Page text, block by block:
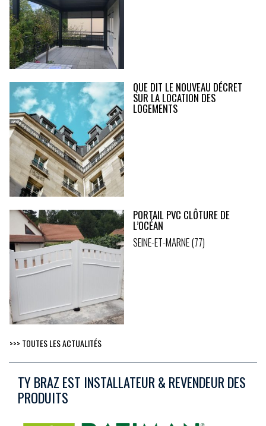
QUE DIT LE NOUVEAU DÉCRET
SUR LA LOCATION DES
LOGEMENTS
PORTAIL PVC CLÔTURE DE
L’OCÉAN
SEINE-ET-MARNE (77)
>>> TOUTES LES ACTUALITÉS
TY BRAZ EST INSTALLATEUR & REVENDEUR DES
PRODUITS